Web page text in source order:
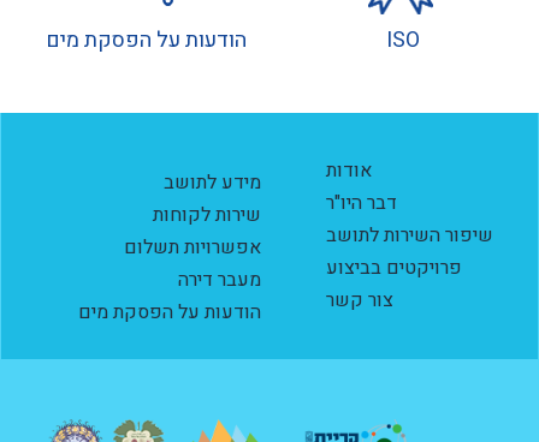
ISO הודעות על הפסקת מים
אודות
דבר היו"ר
שיפור השירות לתושב
פרויקטים בביצוע
צור קשר
מידע לתושב
שירות לקוחות
אפשרויות תשלום
מעבר דירה
הודעות על הפסקת מים